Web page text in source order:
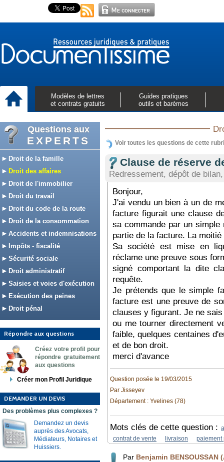
Modèles de lettres
et contrats gratuits
Guides pratiques
outils et barèmes
Questions aux
EXPERTS
Droit de la famille
Droit des affaires
Droit de l'immobilier
Droit du travail
Droit du code de la route
Droit de la consommation
Accidents et indemnisations
Impôts - fiscalité
Sécurité sociale
Droit administratif
Saisies et voies d'exécution
Exécution des peines
Droit pénal
Répondre aux questions
Créez votre profil pour
répondre gratuitement
aux questions
Créer mon Profil Juridique
DEMANDER UN DEVIS
Des problèmes plus complexes ?
Demandez un devis
auprès des Avocats,
Médiateurs, Notaires et
Huissiers.
Voir toutes les questions de cette
Clause de réserve
Redressement, dépôt de
Bonjour,
J'ai vendu un bien à un de
facture figurait une clause
sa commande par un
partie de la facture. La
Sa société est mise en
réclame une preuve sous
signé comportant la dite
requête.
Je prétends que le simple
facture est une preuve de
clauses y figurant. Je ne
ou me tourner directement
faible, quelques centaines
et de bon droit.
merci d'avance
Question posée le 19/03/2015
Par Jisseyev
Département : Yvelines (78)
Mots clés de cette question :
contrat de vente
livraison paiement
Par Benjamin BENSOUSSAN